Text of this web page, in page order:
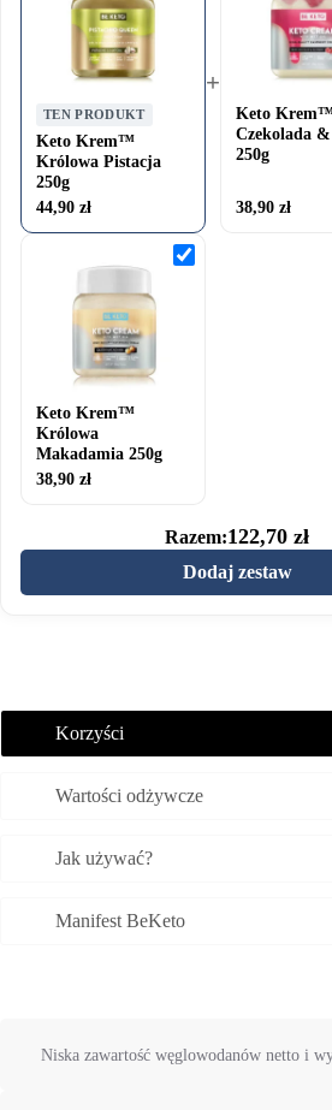
TEN PRODUKT
Keto Krem™
Królowa Pistacja
250g
44,90 zł
+
Keto Krem™
Czekolada
250g
38,90zł
Keto
Krem™
Keto Krem™
Królowa
Makadamia 250g
38,90 zł
Razem:122,70zł
Dodaj zestaw
Korzyści
Wartości odżywcze
Jak używać?
Manifest BeKeto
Niska zawartość węglowodanów netto i